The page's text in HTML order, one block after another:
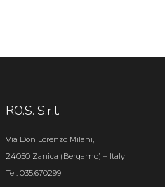
RO.S. S.r.l.
Via Don Lorenzo Milani, 1
24050 Zanica (Bergamo) – Italy
Tel. 035.670299